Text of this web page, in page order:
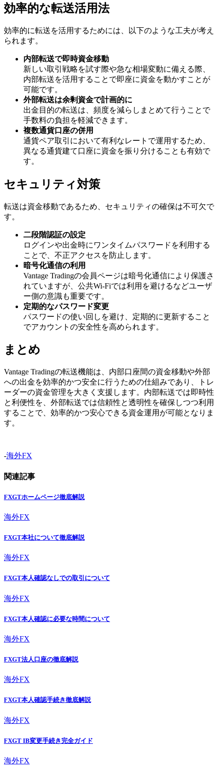
効率的な転送活用法
効率的に転送を活用するためには、以下のような工夫が考え
られます。
内部転送で即時資金移動
新しい取引戦略を試す際や急な相場変動に備える際、
内部転送を活用することで即座に資金を動かすことが
可能です。
外部転送は余剰資金で計画的に
出金目的の転送は、頻度を減らしまとめて行うことで
手数料の負担を軽減できます。
複数通貨口座の併用
通貨ペア取引において有利なレートで運用するため、
異なる通貨建て口座に資金を振り分けることも有効で
す。
セキュリティ対策
転送は資金移動であるため、セキュリティの確保は不可欠で
す。
二段階認証の設定
ログインや出金時にワンタイムパスワードを利用する
ことで、不正アクセスを防止します。
暗号化通信の利用
Vantage Tradingの会員ページは暗号化通信により保護さ
れていますが、公共Wi-Fiでは利用を避けるなどユーザ
ー側の意識も重要です。
定期的なパスワード変更
パスワードの使い回しを避け、定期的に更新すること
でアカウントの安全性を高められます。
まとめ
Vantage Tradingの転送機能は、内部口座間の資金移動や外部
への出金を効率的かつ安全に行うための仕組みであり、トレ
ーダーの資金管理を大きく支援します。内部転送では即時性
と利便性を、外部転送では信頼性と透明性を確保しつつ利用
することで、効率的かつ安心できる資金運用が可能となりま
す。
-海外FX
関連記事
FXGTホームページ徹底解説
海外FX
FXGT本社について徹底解説
海外FX
FXGT本人確認なしでの取引について
海外FX
FXGT本人確認に必要な時間について
海外FX
FXGT法人口座の徹底解説
海外FX
FXGT本人確認手続き徹底解説
海外FX
FXGT IB変更手続き完全ガイド
海外FX